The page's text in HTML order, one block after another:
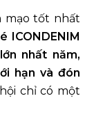
mạo tốt nhất
ICONDENIM
nhất năm,
hạn và đón
chỉ có một